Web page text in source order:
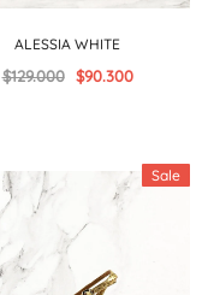
ALESSIA WHITE
$129.000 $90.300
Sale